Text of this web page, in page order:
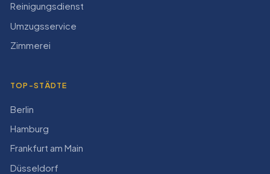
Reinigungsdienst
Umzugsservice
Zimmerei
TOP-STÄDTE
Berlin
Hamburg
Frankfurt am Main
Düsseldorf